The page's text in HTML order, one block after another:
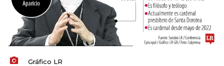
Gráfico LR